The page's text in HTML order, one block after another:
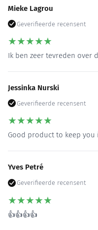
Mieke Lagrou
Geverifieerde recensent
★★★★★
Ik ben zeer tevreden over
Jessinka Nurski
Geverifieerde recensent
★★★★★
Good product to keep
Yves Petré
Geverifieerde recensent
★★★★★
👍👍👍👍